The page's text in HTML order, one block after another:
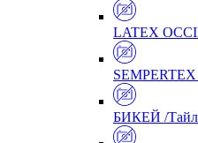
LATEX
БИКЕЙ /